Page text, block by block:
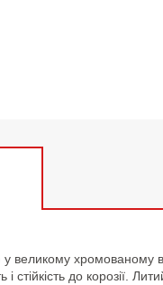
хромованому
стійкість до корозії.